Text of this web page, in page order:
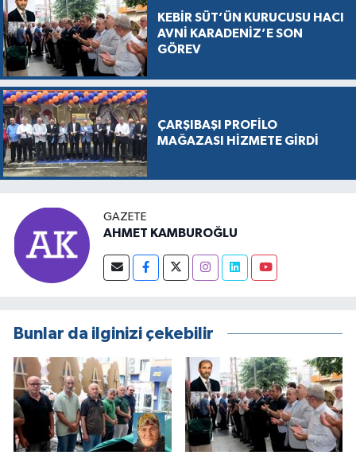
KEBİR SÜT’ÜN KURUCUSU HACI
AVNİ KARADENİZ’E SON
GÖREV
ÇARŞIBAŞI PROFİLO
MAĞAZASI HİZMETE GİRDİ
GAZETE
AHMET KAMBUROĞLU
Bunlar da ilginizi çekebilir